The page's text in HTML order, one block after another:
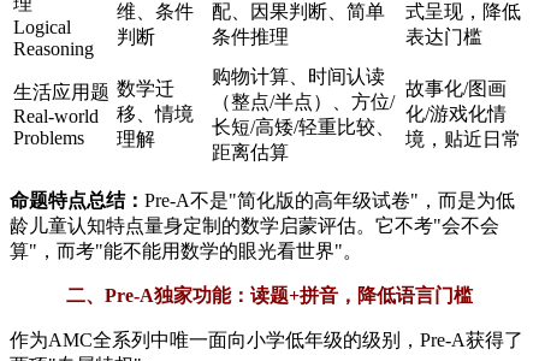
Logical
Reasoning
维、条件
判断
配、因果判断、简单
条件推理
式呈现，降低
表达门槛
生活应用题
Real-world
Problems
数学迁
移、情境
理解
购物计算、时间认读
（整点/半点）、方位/
长短/高矮/轻重比较、
距离估算
故事化/图画
化/游戏化情
境，贴近日常
命题特点总结： Pre-A不是"简化版的高年级试卷"，而是为低
龄儿童认知特点量身定制的数学启蒙评估。它不考"会不会
算"，而考"能不能用数学的眼光看世界"。
二、Pre-A独家功能：读题+拼音，降低语言门槛
作为AMC全系列中唯一面向小学低年级的级别，Pre-A获得了